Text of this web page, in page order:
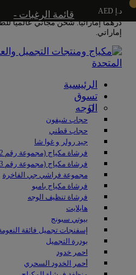
إماراتي.
الرئيسية
تسوق
الوجه
حجاب شيفون
حجاب قطني
جيد رولر و غوا شا
فرشاة مكياج (مجموعة رقم 2)
فرشاة مكياج (مجموعة رقم 3)
مجموعة فراشي جي الفاخرة
فرشاة مكياج بامبو
فرشاة تنظيف الوجه
هايلايت
بيوتي سبونج
إسفنجات تجميل فائقة
بودرة التجميل
احمر خدود
أحمر الخدود السحري
د.إ AED قائمة الرغبات -